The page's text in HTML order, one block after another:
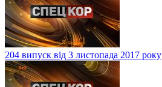
204 випуск від 3 листопада 2017 року